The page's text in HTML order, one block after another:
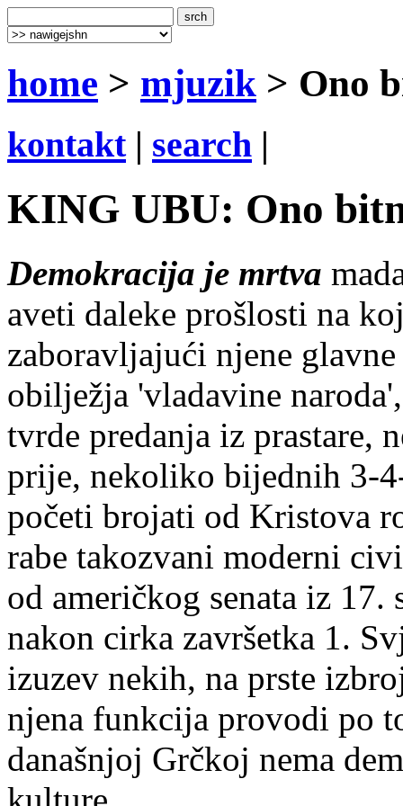
home > mjuzik > Ono
kontakt| search |
KING UBU: Ono
Demokracija je mrtva
aveti daleke prošlosti na
zaboravljajući njene
obilježja 'vladavine
tvrde predanja iz prastare,
prije, nekoliko bijednih 3-
početi brojati od Kristova
rabe takozvani moderni
od američkog senata iz 17.
nakon cirka završetka 1.
izuzev nekih, na prste
njena funkcija provodi po
današnjoj Grčkoj nema